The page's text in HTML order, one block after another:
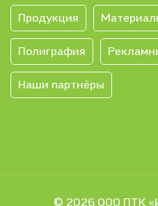
Продукция
Полиграфия
Наши партнёры
© 2026 ООО ПТК